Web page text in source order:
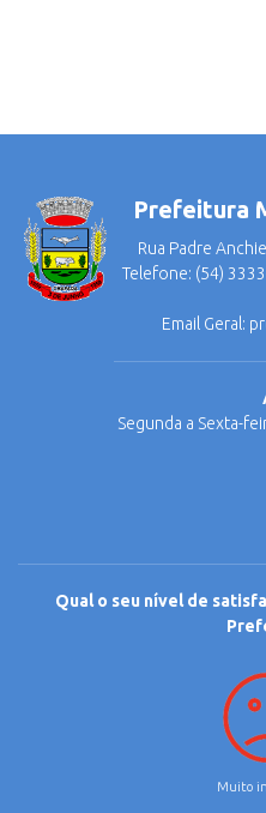
Prefeitura
Rua Padre
Telefone: (54)
Email Geral:
Segunda a Sexta-
Qual o seu nível de
Muito